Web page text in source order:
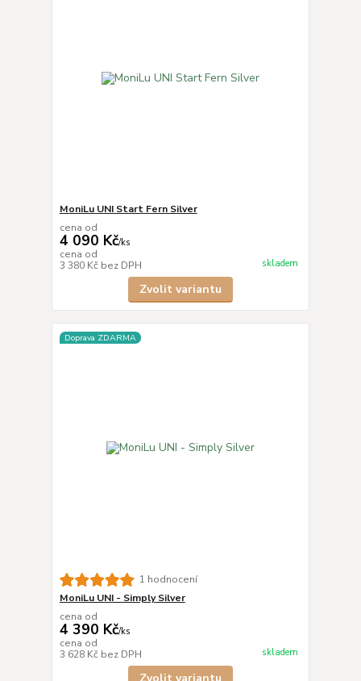
MoniLu UNI Start Fern Silver
cena od
4 090 Kč/ks
cena od
3 380 Kč bez DPH skladem
Zvolit variantu
Doprava ZDARMA
1 hodnocení
MoniLu UNI - Simply Silver
cena od
4 390 Kč/ks
cena od
3 628 Kč bez DPH skladem